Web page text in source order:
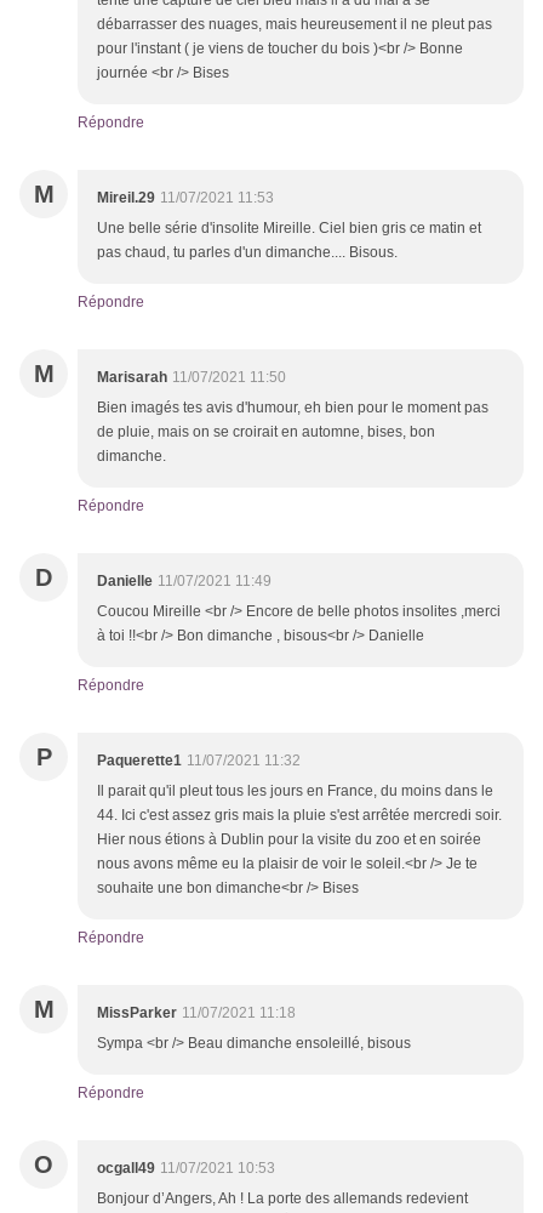
débarrasser des nuages, mais heureusement il ne pleut pas
pour l'instant ( je viens de toucher du bois )<br /> Bonne
journée <br /> Bises
Répondre
M Mireil.29 11/07/2021 11:53
Une belle série d'insolite Mireille. Ciel bien gris ce matin et
pas chaud, tu parles d'un dimanche.... Bisous.
Répondre
M Marisarah 11/07/2021 11:50
Bien imagés tes avis d'humour, eh bien pour le moment pas
de pluie, mais on se croirait en automne, bises, bon
dimanche.
Répondre
D Danielle 11/07/2021 11:49
Coucou Mireille <br /> Encore de belle photos insolites ,merci
à toi !!<br /> Bon dimanche , bisous<br /> Danielle
Répondre
P Paquerette1 11/07/2021 11:32
Il parait qu'il pleut tous les jours en France, du moins dans le
44. Ici c'est assez gris mais la pluie s'est arrêtée mercredi soir.
Hier nous étions à Dublin pour la visite du zoo et en soirée
nous avons même eu la plaisir de voir le soleil.<br /> Je te
souhaite une bon dimanche<br /> Bises
Répondre
M MissParker 11/07/2021 11:18
Sympa <br /> Beau dimanche ensoleillé, bisous
Répondre
O ocgall49 11/07/2021 10:53
Bonjour d’Angers, Ah ! La porte des allemands redevient